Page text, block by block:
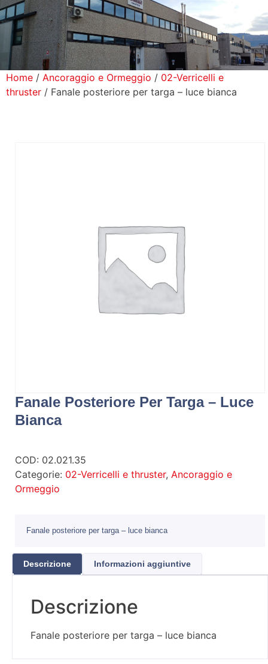
Prodotti
Home / Ancoraggio e Ormeggio / 02-Verricelli e
thruster / Fanale posteriore per targa – luce bianca
Fanale Posteriore Per Targa – Luce
Bianca
COD: 02.021.35
Categorie: 02-Verricelli e thruster, Ancoraggio e
Ormeggio
Fanale posteriore per targa – luce bianca
Descrizione Informazioni aggiuntive
Descrizione
Fanale posteriore per targa – luce bianca